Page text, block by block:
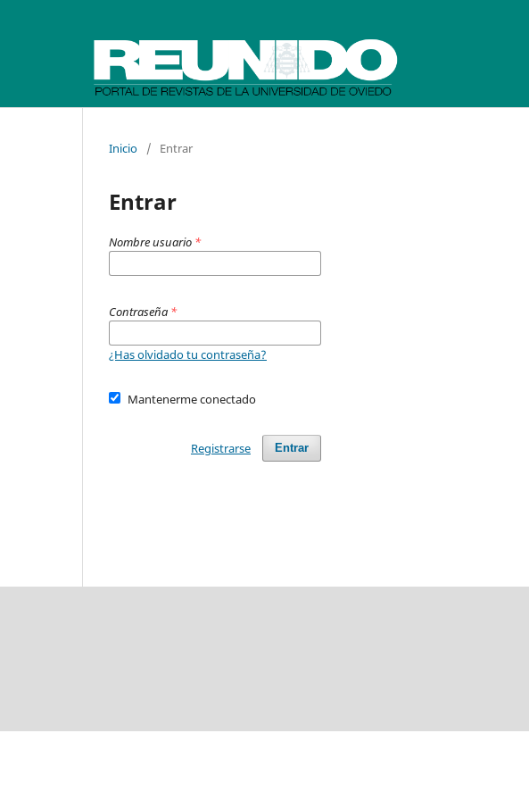
Inicio / Entrar
Entrar
Nombre usuario *
Contraseña *
¿Has olvidado tu contraseña?
Mantenerme conectado
Entrar
Registrarse